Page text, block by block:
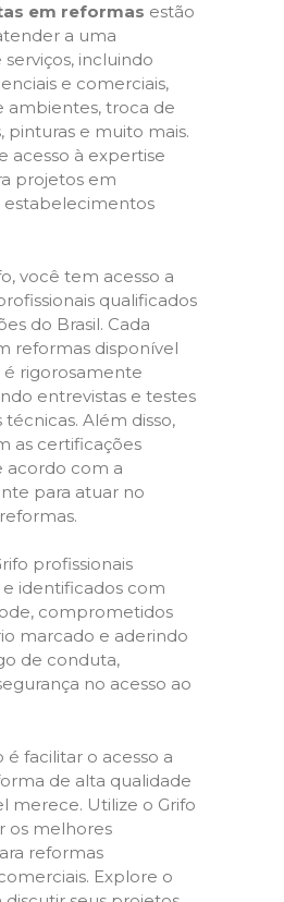
em reformas estão
a uma
incluindo
e comerciais,
ambientes, troca de
pinturas e muito mais.
acesso à expertise
projetos em
estabelecimentos
você tem acesso a
qualificados
do Brasil. Cada
reformas disponível
rigorosamente
entrevistas e testes
Além disso,
as certificações
acordo com a
para atuar no
profissionais
identificados com
comprometidos
marcado e aderindo
de conduta,
no acesso ao
é facilitar o acesso a
de alta qualidade
merece. Utilize o Grifo
os melhores
reformas
Explore o